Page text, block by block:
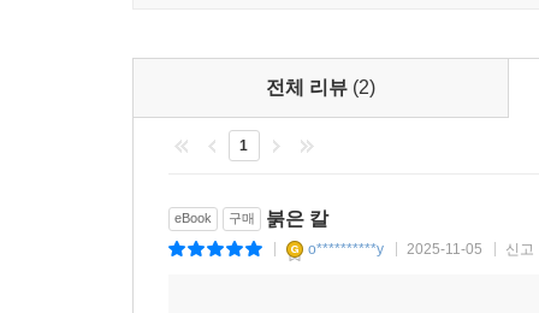
이야기로 조금씩 자리가 잡혀갔다. 어떤 투쟁이
알지 못한다. 글을 쓰면서 나는 세월호 1주기를
것, 차벽 위로 물대포가 솟아오르고 차벽 사이로
다가올 때 옆에 함께 앉아 있던 세월호 어머님
『붉은 칼』은 17세기의 전쟁 이야기를 모티브
전체 리뷰 (2)
1
eBook 구매 붉은 칼
o**********y 2025-11-05 신고